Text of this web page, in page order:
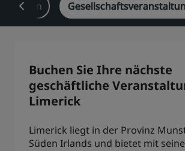
Park Plaza Park Inn by
Prize by Radisson Country Inn
Verbundene Marken in China
Jin Jiang
Besuchen Sie unseren Blog
Buchen Sie Ihre nächste
geschäftliche
Limerick
Limerick liegt in der Provinz
Süden Irlands und bietet mit